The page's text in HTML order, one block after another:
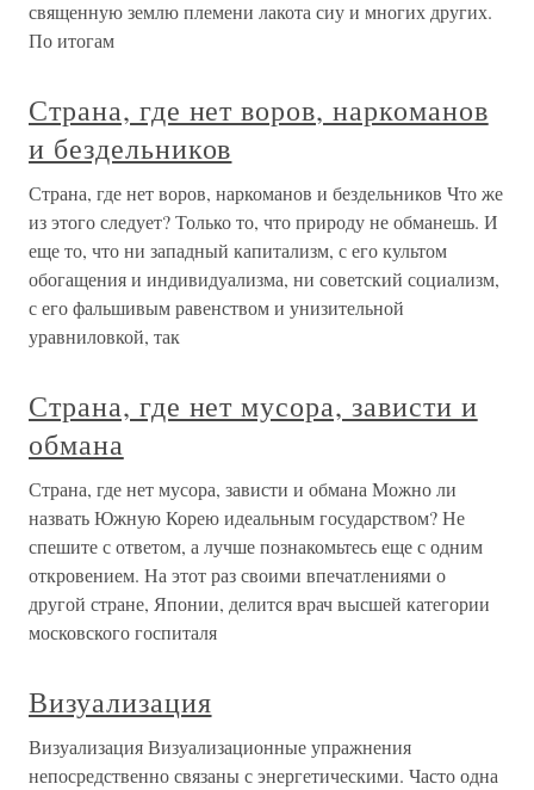
священную землю племени лакота сиу и многих других.
По итогам
Страна, где нет воров, наркоманов
и бездельников
Страна, где нет воров, наркоманов и бездельников Что же
из этого следует? Только то, что природу не обманешь. И
еще то, что ни западный капитализм, с его культом
обогащения и индивидуализма, ни советский социализм,
с его фальшивым равенством и унизительной
уравниловкой, так
Страна, где нет мусора, зависти и
обмана
Страна, где нет мусора, зависти и обмана Можно ли
назвать Южную Корею идеальным государством? Не
спешите с ответом, а лучше познакомьтесь еще с одним
откровением. На этот раз своими впечатлениями о
другой стране, Японии, делится врач высшей категории
московского госпиталя
Визуализация
Визуализация Визуализационные упражнения
непосредственно связаны с энергетическими. Часто одна